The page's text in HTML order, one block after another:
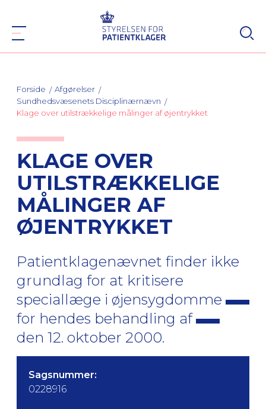
Forside
Afgørelser
Sundhedsvæsenets Disciplinærnævn
Klage over utilstrækkelige målinger af øjentrykket
KLAGE OVER
UTILSTRÆKKELIGE
MÅLINGER AF
ØJENTRYKKET
Patientklagenævnet finder ikke
grundlag for at kritisere
speciallæge i øjensygdomme
for hendes behandling af
den 12. oktober 2000.
Sagsnummer:
0228916